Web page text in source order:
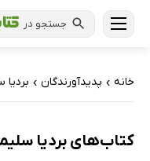
جستجو در
خانه › پدیدآورندگان › بردیا
کتاب‌های بردیا